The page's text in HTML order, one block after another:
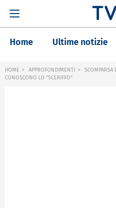
Home Ultime notizie
HOME APPROFONDIMENTI
SCOMPARSA
CONOSCONO LO "SCERIFFO"